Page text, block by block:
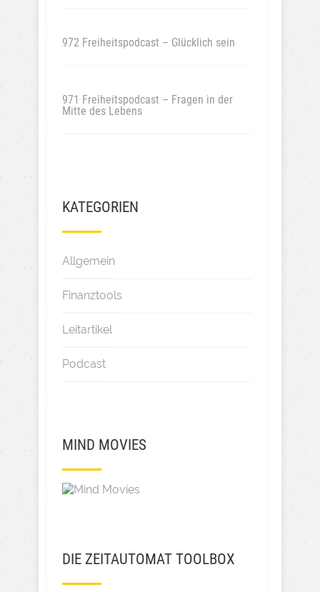
972 Freiheitspodcast – Glücklich sein
971 Freiheitspodcast – Fragen in der
Mitte des Lebens
KATEGORIEN
Allgemein
Finanztools
Leitartikel
Podcast
MIND MOVIES
DIE ZEITAUTOMAT TOOLBOX